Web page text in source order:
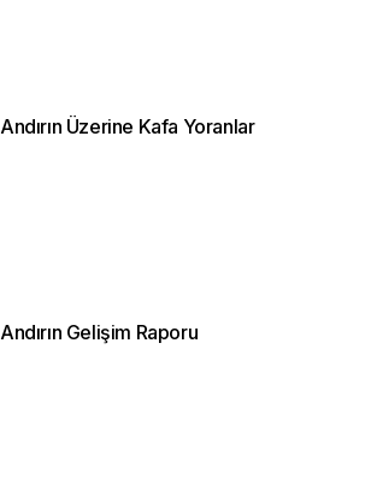
Andırın Üzerine Kafa Yoranlar
Andırın Gelişim Raporu